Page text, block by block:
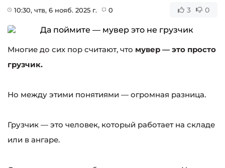
10:30, чтв, 6 нояб. 2025 г. 0 3 0
Многие до сих пор считают, что мувер — это просто
грузчик.
Но между этими понятиями — огромная разница.
Грузчик — это человек, который работает на складе
или в ангаре.